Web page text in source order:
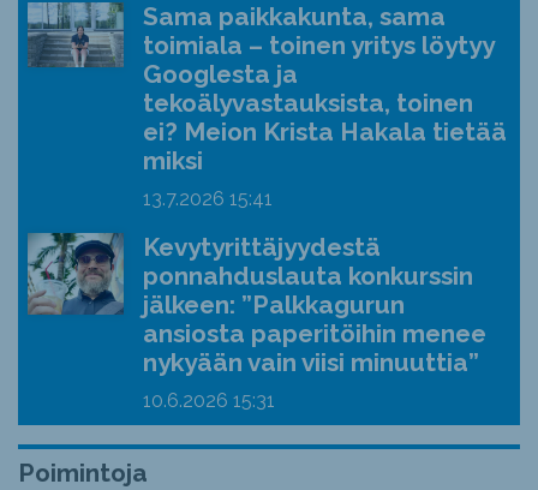
Sama paikkakunta, sama
toimiala – toinen yritys löytyy
Googlesta ja
tekoälyvastauksista, toinen
ei? Meion Krista Hakala tietää
miksi
13.7.2026 15:41
Kevytyrittäjyydestä
ponnahduslauta konkurssin
jälkeen: ”Palkkagurun
ansiosta paperitöihin menee
nykyään vain viisi minuuttia”
10.6.2026 15:31
Poimintoja